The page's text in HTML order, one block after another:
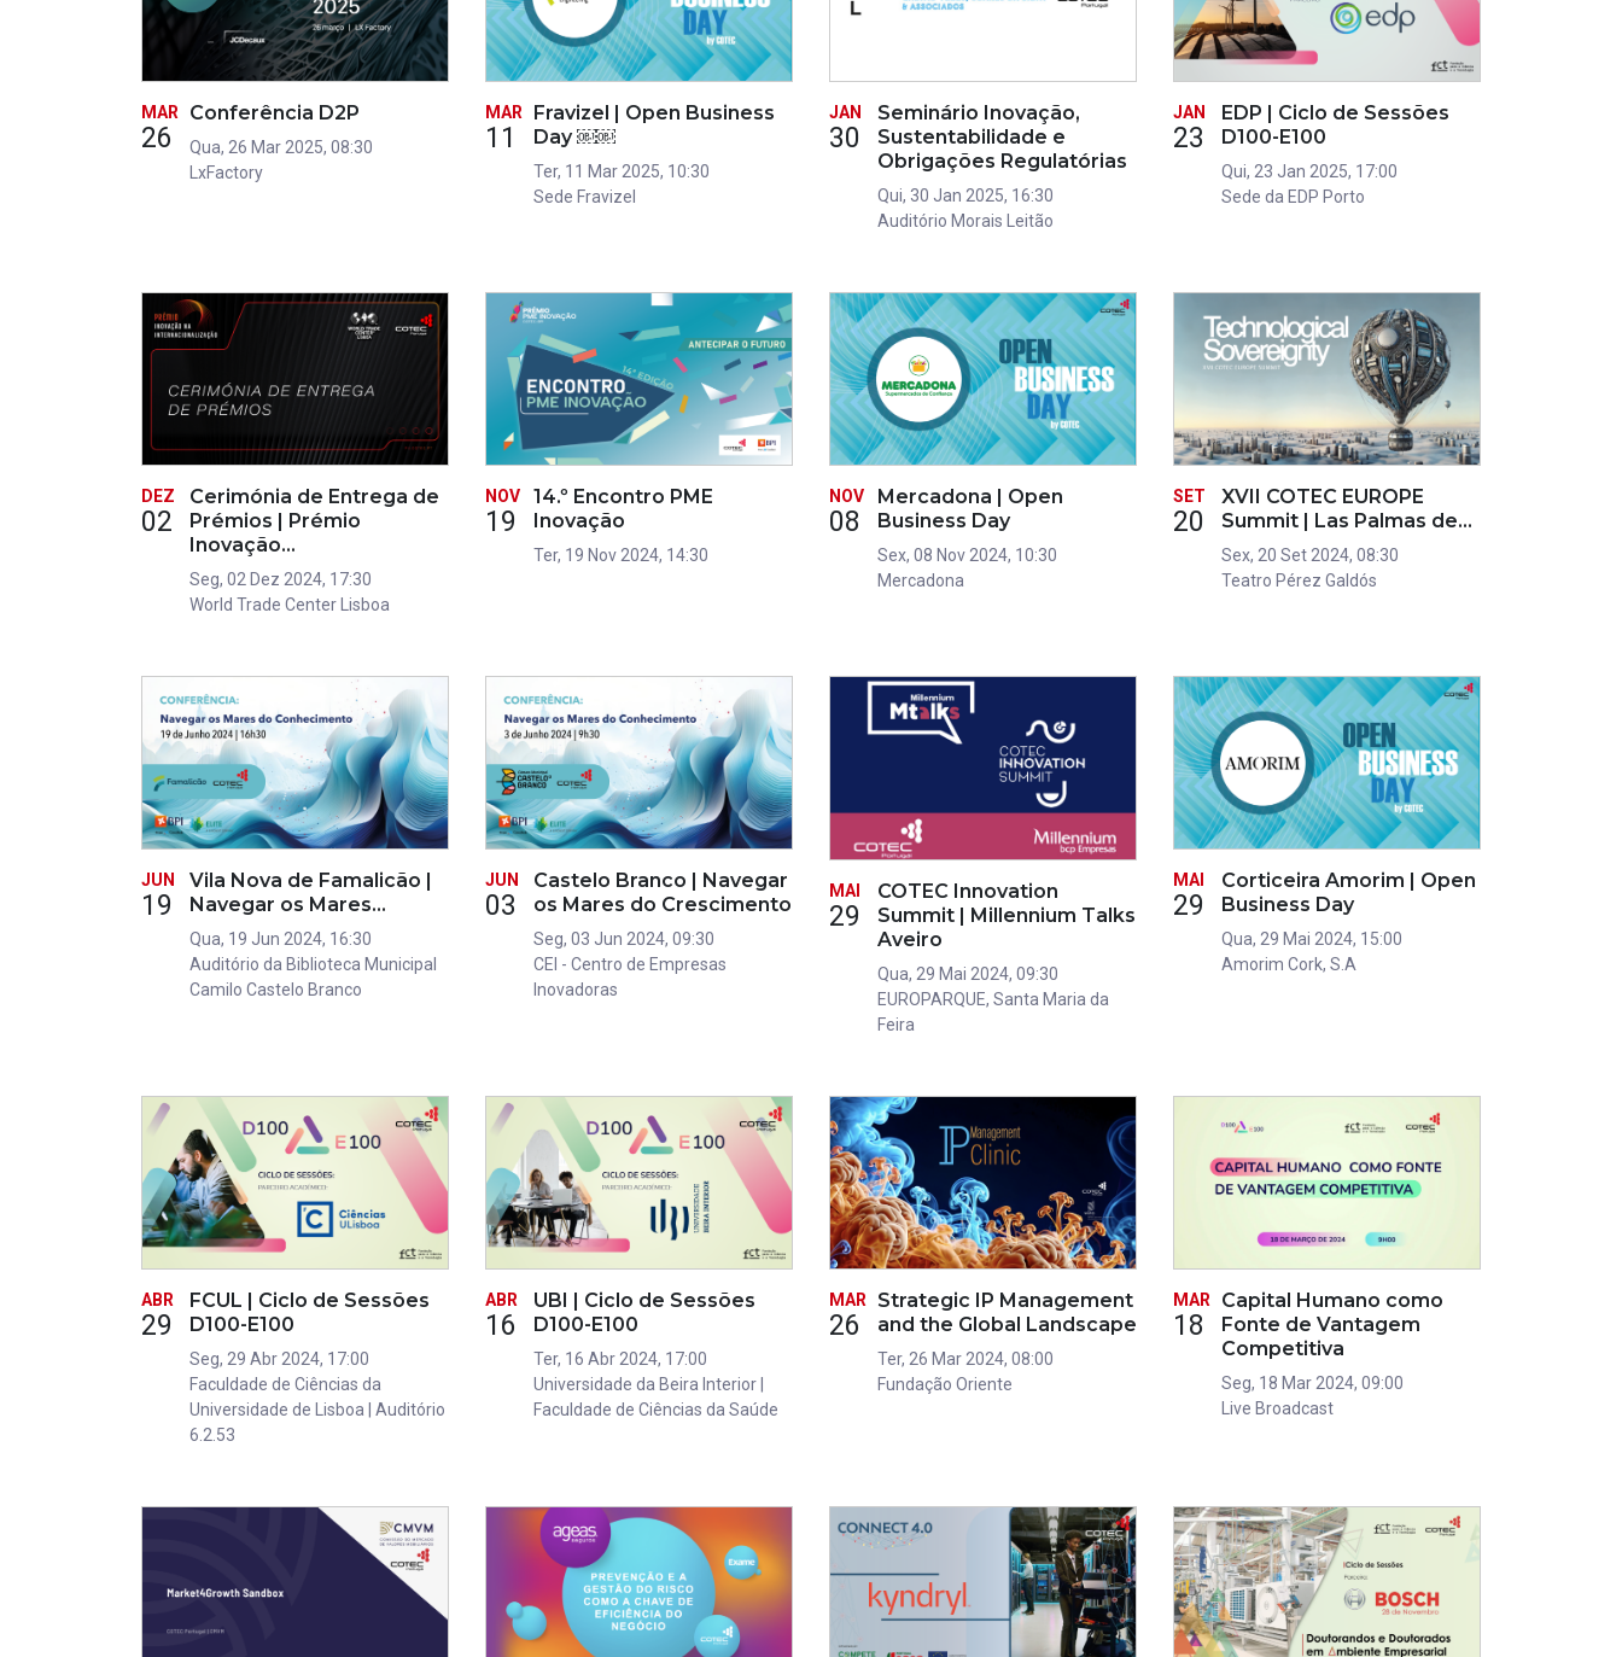
MAR
26
Conferência D2P
Qua, 26 Mar 2025, 08:30
LxFactory
MAR
11
Fravizel | Open Business
Day ￼￼
Ter, 11 Mar 2025, 10:30
Sede Fravizel
JAN
30
Seminário Inovação,
Sustentabilidade e
Obrigações Regulatórias
Qui, 30 Jan 2025, 16:30
Auditório Morais Leitão
JAN
23
EDP | Ciclo de Sessões
D100-E100
Qui, 23 Jan 2025, 17:00
Sede da EDP Porto
DEZ
02
Cerimónia de Entrega de
Prémios | Prémio
Inovação…
Seg, 02 Dez 2024, 17:30
World Trade Center Lisboa
NOV
19
14.º Encontro PME
Inovação
Ter, 19 Nov 2024, 14:30
NOV
08
Mercadona | Open
Business Day
Sex, 08 Nov 2024, 10:30
Mercadona
SET
20
XVII COTEC EUROPE
Summit | Las Palmas de…
Sex, 20 Set 2024, 08:30
Teatro Pérez Galdós
JUN
19
Vila Nova de Famalicão |
Navegar os Mares…
Qua, 19 Jun 2024, 16:30
Auditório da Biblioteca Municipal
Camilo Castelo Branco
JUN
03
Castelo Branco | Navegar
os Mares do Crescimento
Seg, 03 Jun 2024, 09:30
CEI - Centro de Empresas
Inovadoras
MAI
29
COTEC Innovation
Summit | Millennium Talks
Aveiro
Qua, 29 Mai 2024, 09:30
EUROPARQUE, Santa Maria da
Feira
MAI
29
Corticeira Amorim | Open
Business Day
Qua, 29 Mai 2024, 15:00
Amorim Cork, S.A
ABR
29
FCUL | Ciclo de Sessões
D100-E100
Seg, 29 Abr 2024, 17:00
Faculdade de Ciências da
Universidade de Lisboa | Auditório
6.2.53
ABR
16
UBI | Ciclo de Sessões
D100-E100
Ter, 16 Abr 2024, 17:00
Universidade da Beira Interior |
Faculdade de Ciências da Saúde
MAR
26
Strategic IP Management
and the Global Landscape
Ter, 26 Mar 2024, 08:00
Fundação Oriente
MAR
18
Capital Humano como
Fonte de Vantagem
Competitiva
Seg, 18 Mar 2024, 09:00
Live Broadcast